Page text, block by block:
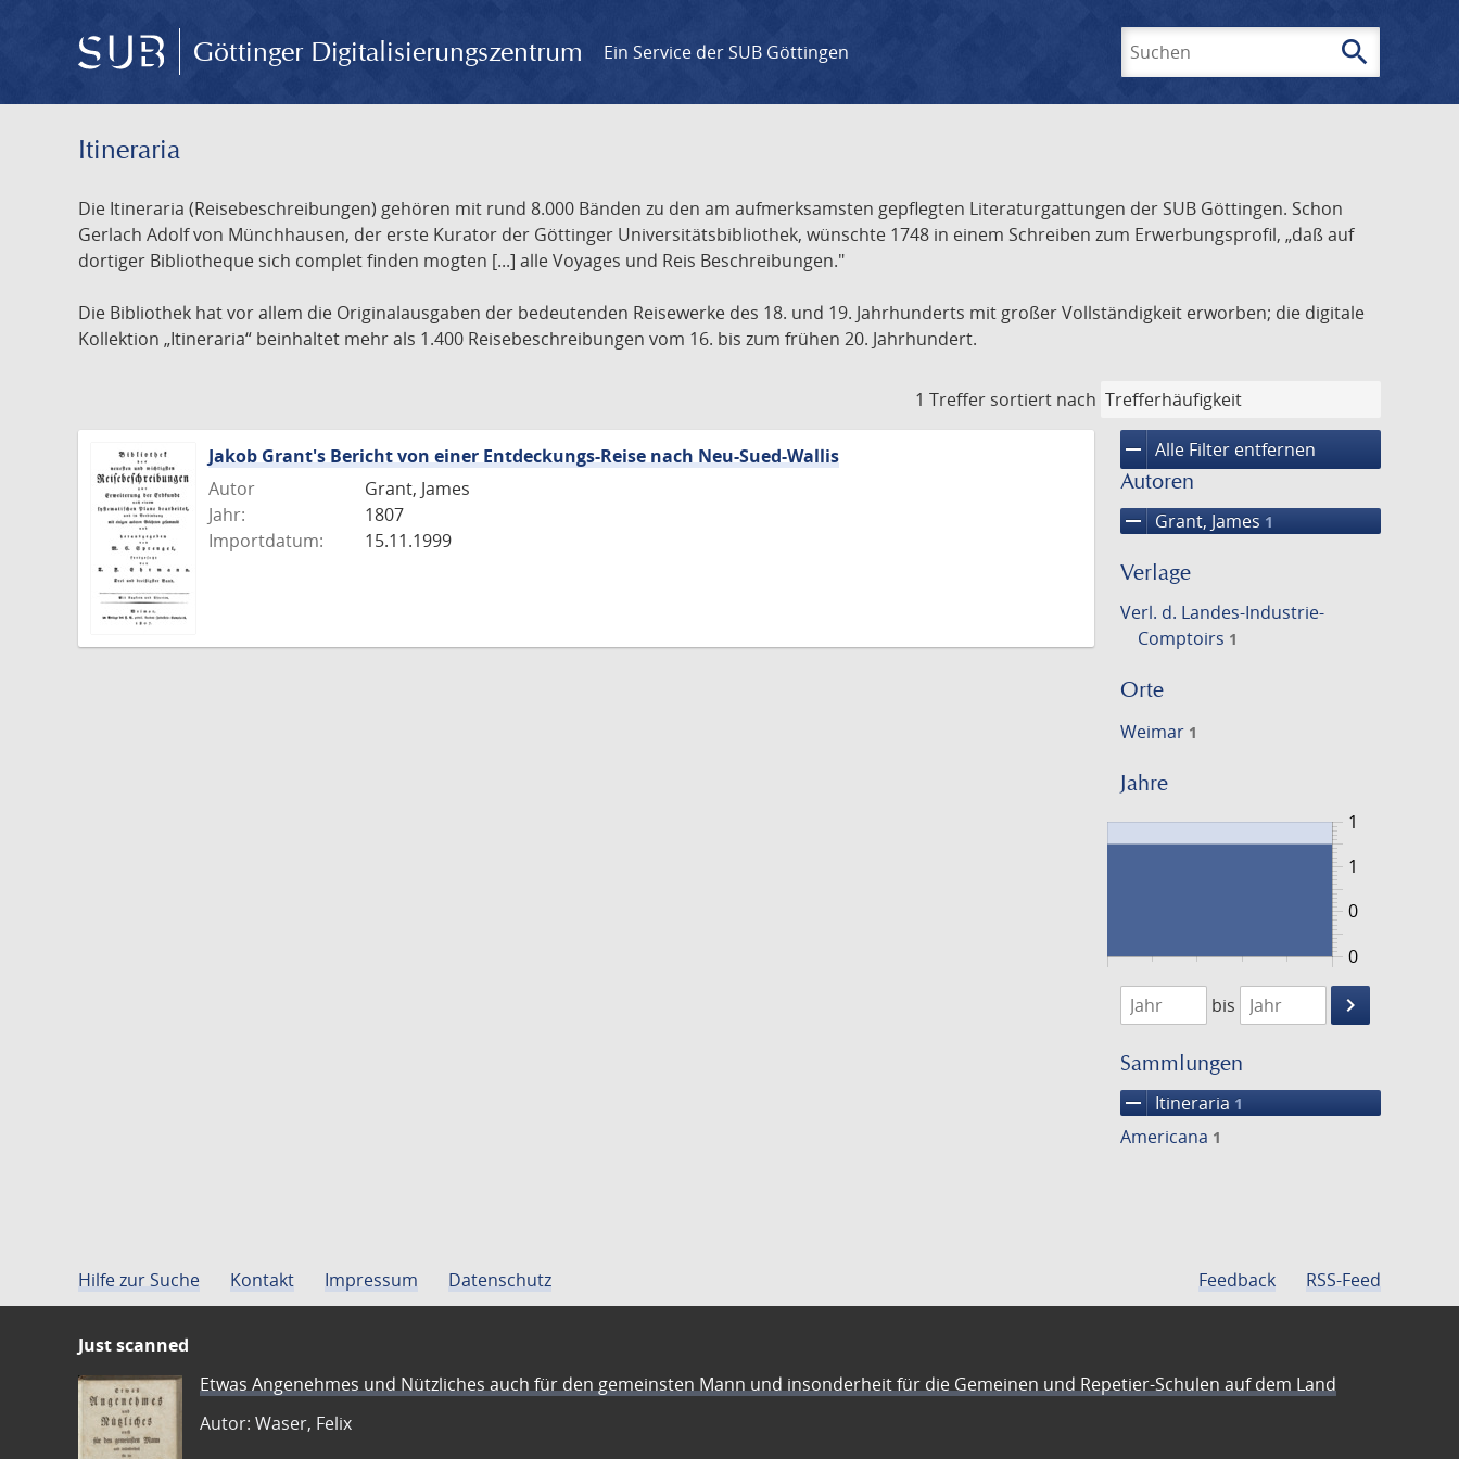
Göttinger Digitalisierungszentrum Ein Service der SUB Göttingen search
Itineraria
Die Itineraria (Reisebeschreibungen) gehören mit rund 8.000 Bänden zu den am aufmerksamsten gepflegten Literaturgattungen der SUB Göttingen. Schon
Gerlach Adolf von Münchhausen, der erste Kurator der Göttinger Universitätsbibliothek, wünschte 1748 in einem Schreiben zum Erwerbungsprofil, „daß auf
dortiger Bibliotheque sich complet finden mogten [...] alle Voyages und Reis Beschreibungen."
Die Bibliothek hat vor allem die Originalausgaben der bedeutenden Reisewerke des 18. und 19. Jahrhunderts mit großer Vollständigkeit erworben; die digitale
Kollektion „Itineraria“ beinhaltet mehr als 1.400 Reisebeschreibungen vom 16. bis zum frühen 20. Jahrhundert.
1 Treffer sortiert nach
remove Alle Filter entfernen
Autoren
remove Grant, James 1
Verlage
Verl. d. Landes-Industrie-
Comptoirs 1
Orte
Weimar 1
Jahre
0
1
0
1
1807
1808
bis
keyboard_arrow_right
Suche
Sammlungen
remove Itineraria 1
Americana 1
Jakob Grant's Bericht von einer Entdeckungs-Reise nach Neu-Sued-Wallis
Autor
Grant, James
Jahr:
1807
Importdatum:
15.11.1999
Hilfe zur Suche Kontakt Impressum Datenschutz Feedback RSS-Feed
Just scanned
Etwas Angenehmes und Nützliches auch für den gemeinsten Mann und insonderheit für die Gemeinen und Repetier-Schulen auf dem Land
Autor: Waser, Felix